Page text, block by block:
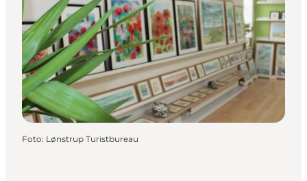
Events
Unterkunft
Mach deine Urlaubsplanung
Foto: Lønstrup Turistbureau